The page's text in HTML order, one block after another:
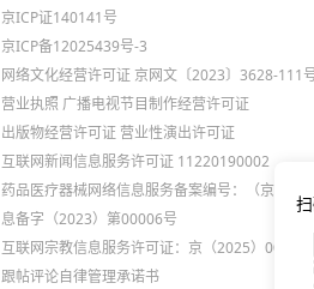
京ICP证140141号
京ICP备12025439号-3
网络文化经营许可证 京网文〔2023〕3628-111
营业执照 广播电视节目制作经营许可证
出版物经营许可证 营业性演出许可证
互联网新闻信息服务许可证 11220190002
药品医疗器械网络信息服务备案编号：（京）网药
息备字（2023）第00006号
互联网宗教信息服务许可证：京（2025）
跟帖评论自律管理承诺书